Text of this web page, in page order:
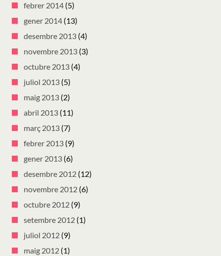
febrer 2014 (5)
gener 2014 (13)
desembre 2013 (4)
novembre 2013 (3)
octubre 2013 (4)
juliol 2013 (5)
maig 2013 (2)
abril 2013 (11)
març 2013 (7)
febrer 2013 (9)
gener 2013 (6)
desembre 2012 (12)
novembre 2012 (6)
octubre 2012 (9)
setembre 2012 (1)
juliol 2012 (9)
maig 2012 (1)